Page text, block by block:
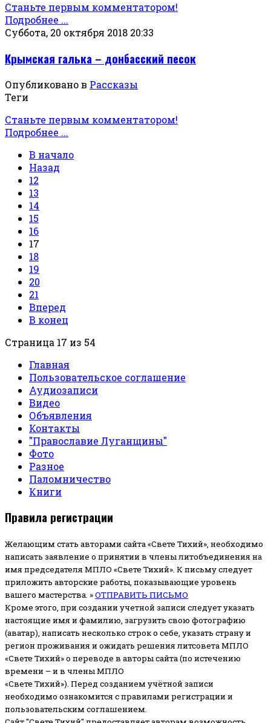
Станьте первым комментатором!
Подробнее ...
Суббота, 20 октября 2018 20:33
Крымская галька – донбасский песок
Опубликовано в Рассказы
Теги
Станьте первым комментатором!
Подробнее ...
В начало
Назад
12
13
14
15
16
17
18
19
20
21
Вперед
В конец
Страница 17 из 54
Главная
Пользовательское соглашение
Аудиозаписи
Видео
Объявления
Контакты
"Православие Луганщины"
Фото
Разное
Паломничество
Книги
Правила регистрации
Желающим стать авторами сайта «Свете Тихий», необходимо
написать заявление о принятии в члены литобъединения на
имя председателя МПЛО «Свете Тихий». К письму следует
приложить авторские работы, показывающие уровень
вашего мастерства. »ОТПРАВИТЬ ПИСЬМО
Кроме этого, при создании учетной записи следует указать
настоящие имя и фамилию, загрузить свою фотографию
(аватар), написать несколько строк о себе, указать страну и
регион проживания и ожидать решения литсовета МПЛО
«Свете Тихий» о переводе в авторы сайта (по истечению
времени – и в члены МПЛО
«Свете Тихий»). Перед созданием учётной записи
необходимо ознакомится с правилами регистрации и
пользовательским соглашением.